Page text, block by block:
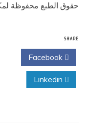
حقوق الطبع محفوظة لمكتبة
SHARE